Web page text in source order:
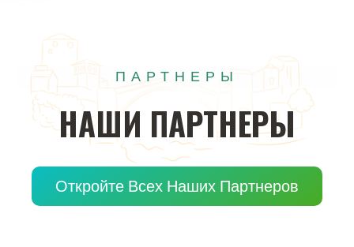
ПАРТНЕРЫ
НАШИ ПАРТНЕРЫ
Откройте Всех Наших Партнеров